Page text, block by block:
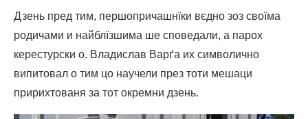
Дзень пред тим, першопричашнїки вєдно зоз своїма
родичами и найблїзшима ше споведали, а парох
керестурски о. Владислав Варґа их символично
випитовал о тим цо научели през тоти мешаци
пририхтованя за тот окремни дзень.